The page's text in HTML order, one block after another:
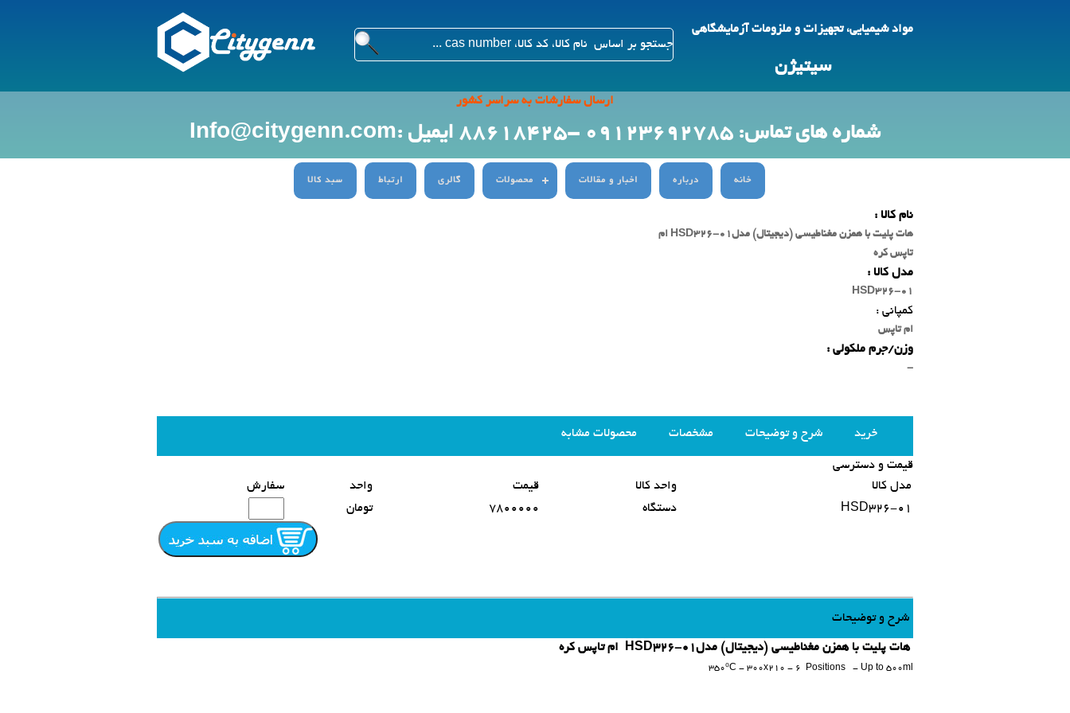
مواد شیمیایی، تجهیزات و ملزومات آزمایشگاهی
سیتیژن
ارسال سفارشات به سراسر کشور
شماره های تماس: 09123692785 -88618425 ایمیل :Info@citygenn.com
خانه درباره اخبار و مقالات محصولات گالری ارتباط سبد کالا
نام کالا :
هات پلیت با همزن مغناطیسی (دیجیتال) مدلHSD326-01 ام
تاپس کره
مدل کالا :
HSD326-01
کمپانی :
ام تاپس
وزن/جرم ملکولی :
-
خرید شرح و توضیحات مشخصات محصولات مشابه
قیمت و دسترسی
مدل کالا
واحد کالا قیمت واحد
سفارش
HSD326-01
دستگاه 7800000 تومان
شرح و توضیحات
هات پلیت با همزن مغناطیسی (دیجیتال) مدلHSD326-01 ام تاپس کره
350⁰C - 300x210 - 6 Positions - Up to 500ml